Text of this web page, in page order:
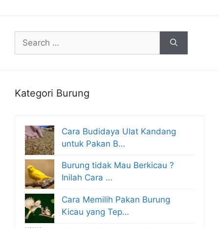
for:
Kategori Burung
Cara Budidaya Ulat Kandang
untuk Pakan B…
Burung tidak Mau Berkicau ?
Inilah Cara …
Cara Memilih Pakan Burung
Kicau yang Tep…